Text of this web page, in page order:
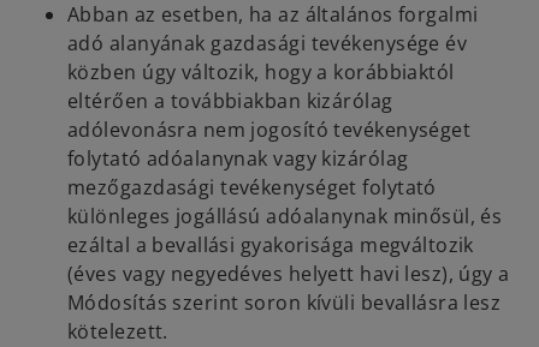
Abban az esetben, ha az általános forgalmi
adó alanyának gazdasági tevékenysége év
közben úgy változik, hogy a korábbiaktól
eltérően a továbbiakban kizárólag
adólevonásra nem jogosító tevékenységet
folytató adóalanynak vagy kizárólag
mezőgazdasági tevékenységet folytató
különleges jogállású adóalanynak minősül, és
ezáltal a bevallási gyakorisága megváltozik
(éves vagy negyedéves helyett havi lesz), úgy a
Módosítás szerint soron kívüli bevallásra lesz
kötelezett.